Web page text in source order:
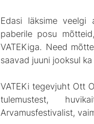
Edasi läksime veelgi
paberile posu
VATEKiga. Need
saavad juuni jooksul
VATEKi tegevjuht Ott
tulemustest,
Arvamusfestivalist,